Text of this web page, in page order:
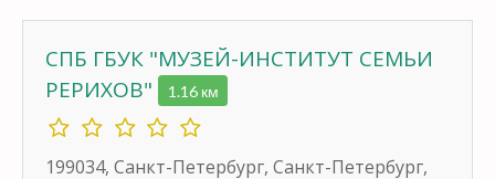
СПБ ГБУК "МУЗЕЙ-ИНСТИТУТ СЕМЬИ
РЕРИХОВ"
1.16 км
199034, Санкт-Петербург, Санкт-Петербург,